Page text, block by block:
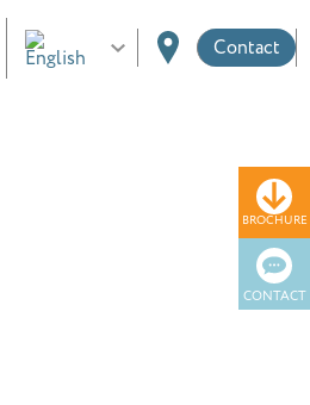
BROCHURE
CONTACT
Contact